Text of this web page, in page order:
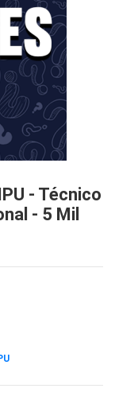
- Técnico
- 5 Mil